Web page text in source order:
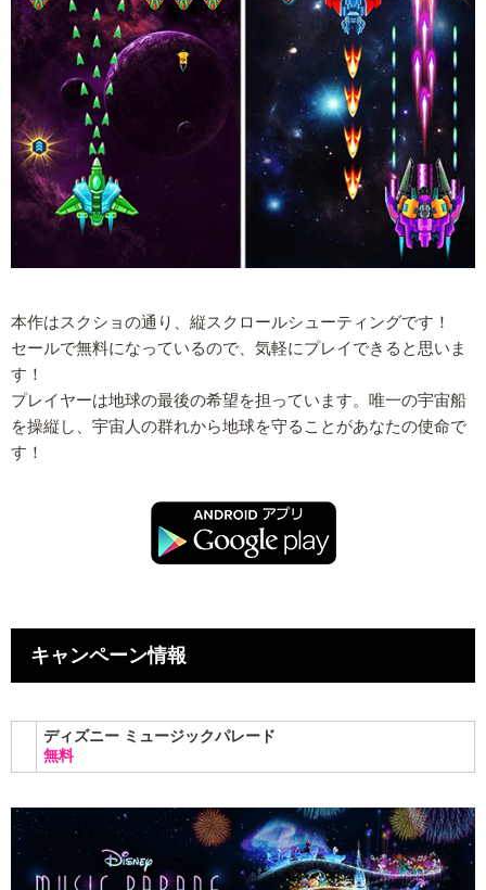
本作はスクショの通り、縦スクロールシューティングです！
セールで無料になっているので、気軽にプレイできると思いま
す！
プレイヤーは地球の最後の希望を担っています。唯一の宇宙船
を操縦し、宇宙人の群れから地球を守ることがあなたの使命で
す！
キャンペーン情報
ディズニー ミュージックパレード
無料